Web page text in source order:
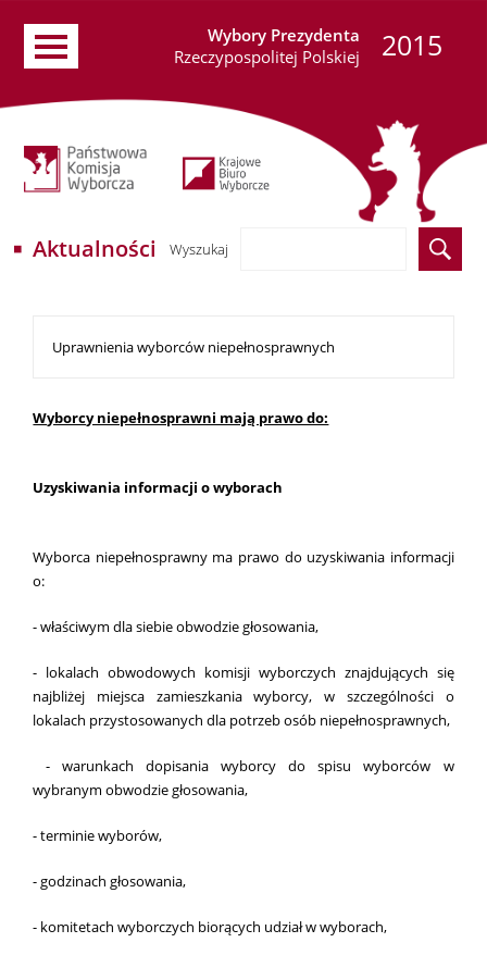
Wybory Prezydenta
Rzeczypospolitej Polskiej
2015
Aktualności Wyszukaj
Uprawnienia wyborców niepełnosprawnych
Wyborcy niepełnosprawni mają prawo do:
Uzyskiwania informacji o wyborach
Wyborca niepełnosprawny ma prawo do uzyskiwania informacji
o:
- właściwym dla siebie obwodzie głosowania,
- lokalach obwodowych komisji wyborczych znajdujących się
najbliżej miejsca zamieszkania wyborcy, w szczególności o
lokalach przystosowanych dla potrzeb osób niepełnosprawnych,
- warunkach dopisania wyborcy do spisu wyborców w
wybranym obwodzie głosowania,
- terminie wyborów,
- godzinach głosowania,
- komitetach wyborczych biorących udział w wyborach,